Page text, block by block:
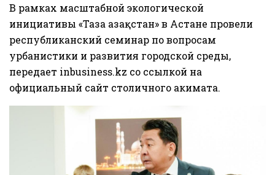
В рамках масштабной экологической
инициативы «Таза Қазақстан» в Астане провели
республиканский семинар по вопросам
урбанистики и развития городской среды,
передает inbusiness.kz со ссылкой на
официальный сайт столичного акимата.